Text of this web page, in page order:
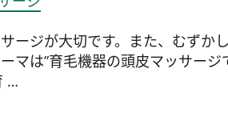
ージが大切です。また、むずか
マは”育毛機器の頭皮マッサー
…